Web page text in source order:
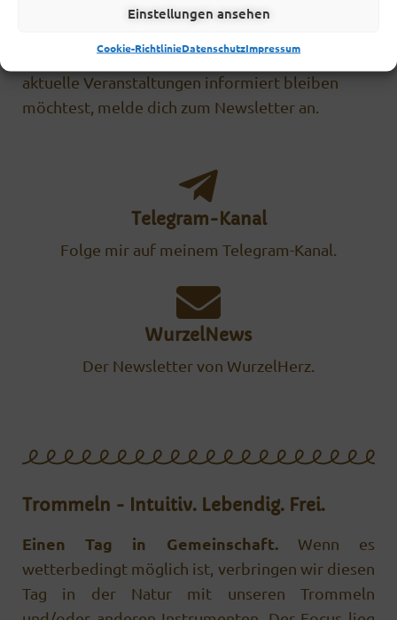
Einstellungen ansehen
Cookie-RichtlinieDatenschutzImpressum
Veranstaltungs­­kalender. Wenn du über
aktuelle Veranstaltungen informiert bleiben
möchtest, melde dich zum Newsletter an.
Telegram-Kanal
Folge mir auf meinem Telegram-Kanal.
WurzelNews
Der Newsletter von WurzelHerz.
Trommeln - Intuitiv. Lebendig. Frei.
Einen Tag in Gemeinschaft.Wenn es
wetterbedingt möglich ist, verbringen wir diesen
Tag in der Natur mit unseren Trommeln